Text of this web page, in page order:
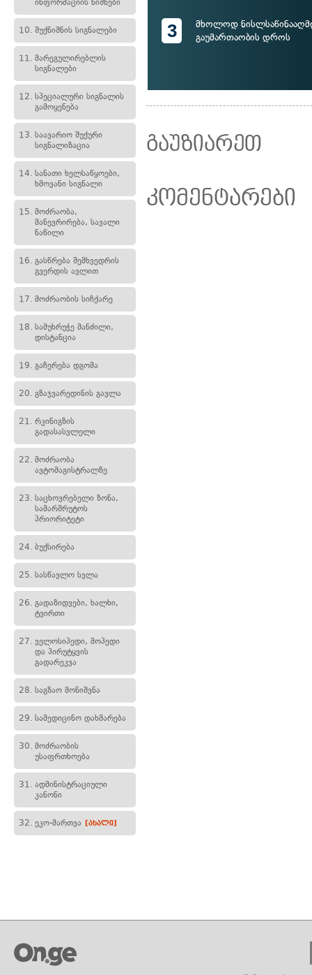
ინფორმაციის ნიშნები
10. შუქნიშნის სიგნალები
11. მარეგულირებლის
სიგნალები
12. სპეციალური სიგნალის
გამოყენება
13. საავარიო შუქური
სიგნალიზაცია
14. სანათი ხელსაწყოები,
ხმოვანი სიგნალი
15. მოძრაობა,
მანევრირება, სავალი
ნაწილი
16. გასწრება შემხვედრის
გვერდის ავლით
17. მოძრაობის სიჩქარე
18. სამუხრუჭე მანძილი,
დისტანცია
19. გაჩერება დგომა
20. გზაჯვარედინის გავლა
21. რკინიგზის
გადასასვლელი
22. მოძრაობა
ავტომაგისტრალზე
23. საცხოვრებელი ზონა,
სამარშრუტოს
პრიორიტეტი
24. ბუქსირება
25. სასწავლო სვლა
26. გადაზიდვები, ხალხი,
ტვირთი
27. ველოსიპედი, მოპედი
და პირუტყვის
გადარეკვა
28. საგზაო მონიშვნა
29. სამედიცინო დახმარება
30. მოძრაობის
უსაფრთხოება
31. ადმინისტრაციული
კანონი
32. ეკო-მართვა [ახალი]
3
მხოლოდ
გაუმართაობის დროს
გაუზიარეთ
კომენტარები